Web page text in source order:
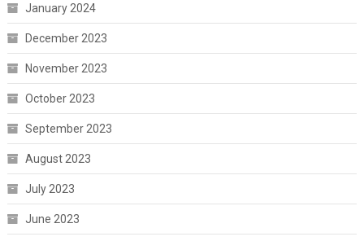
January 2024
December 2023
November 2023
October 2023
September 2023
August 2023
July 2023
June 2023